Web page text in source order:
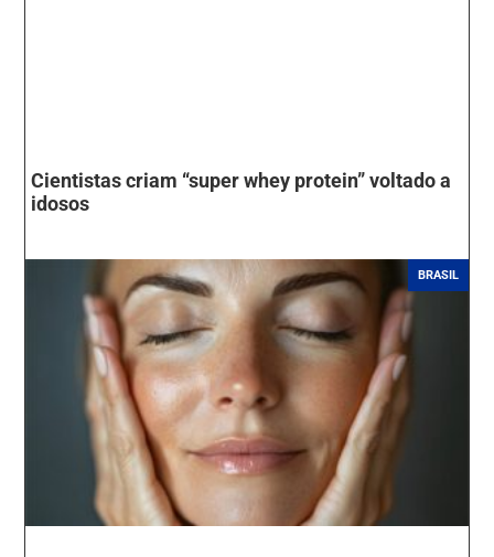
Cientistas criam “super whey protein” voltado a
idosos
BRASIL